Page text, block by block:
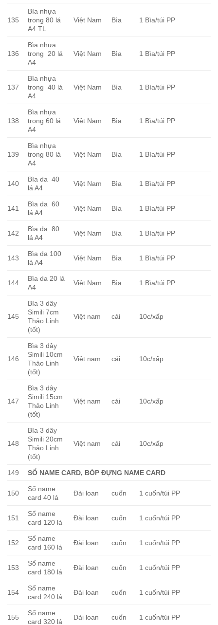
135
Bìa nhựa
trong 80 lá
A4 TL
Việt Nam Bìa 1 Bìa/túi PP
136
Bìa nhựa
trong 20 lá
A4
Việt Nam Bìa 1 Bìa/túi PP
137
Bìa nhựa
trong 40 lá
A4
Việt Nam Bìa 1 Bìa/túi PP
138
Bìa nhựa
trong 60 lá
A4
Việt Nam Bìa 1 Bìa/túi PP
139
Bìa nhựa
trong 80 lá
A4
Việt Nam Bìa 1 Bìa/túi PP
140
Bìa da 40
lá A4
Việt Nam Bìa 1 Bìa/túi PP
141
Bìa da 60
lá A4
Việt Nam Bìa 1 Bìa/túi PP
142
Bìa da 80
lá A4
Việt Nam Bìa 1 Bìa/túi PP
143
Bìa da 100
lá A4
Việt Nam Bìa 1 Bìa/túi PP
144
Bìa da 20 lá
A4
Việt Nam Bìa 1 Bìa/túi PP
145
Bìa 3 dây
Simili 7cm
Thảo Linh
(tốt)
Việt nam cái 10c/xấp
146
Bìa 3 dây
Simili 10cm
Thảo Linh
(tốt)
Việt nam cái 10c/xấp
147
Bìa 3 dây
Simili 15cm
Thảo Linh
(tốt)
Việt nam cái 10c/xấp
148
Bìa 3 dây
Simili 20cm
Thảo Linh
(tốt)
Việt nam cái 10c/xấp
149 SỔ NAME CARD, BÓP ĐỰNG NAME CARD
150
Sổ name
card 40 lá
Đài loan cuốn 1 cuốn/túi PP
151
Sổ name
card 120 lá
Đài loan cuốn 1 cuốn/túi PP
152
Sổ name
card 160 lá
Đài loan cuốn 1 cuốn/túi PP
153
Sổ name
card 180 lá
Đài loan cuốn 1 cuốn/túi PP
154
Sổ name
card 240 lá
Đài loan cuốn 1 cuốn/túi PP
155
Sổ name
card 320 lá
Đài loan cuốn 1 cuốn/túi PP